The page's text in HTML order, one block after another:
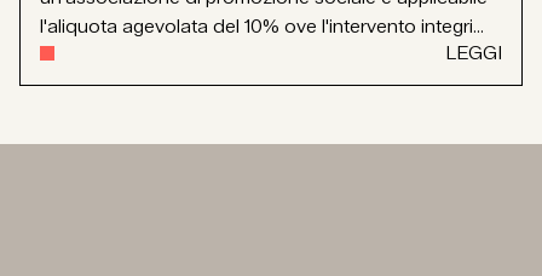
l'aliquota agevolata del 10% ove l'intervento integri...
LEGGI